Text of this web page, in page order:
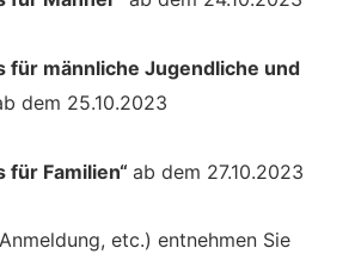
für männliche Jugendliche und
dem 25.10.2023
für Familien“ ab dem 27.10.2023
etc.) entnehmen Sie